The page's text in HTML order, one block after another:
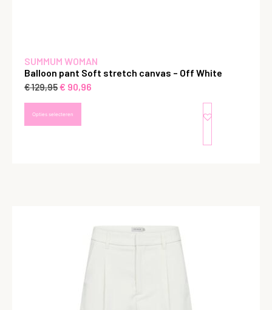
SUMMUM WOMAN
Balloon pant Soft stretch canvas – Off White
€129,95€ 90,96
Opties selecteren